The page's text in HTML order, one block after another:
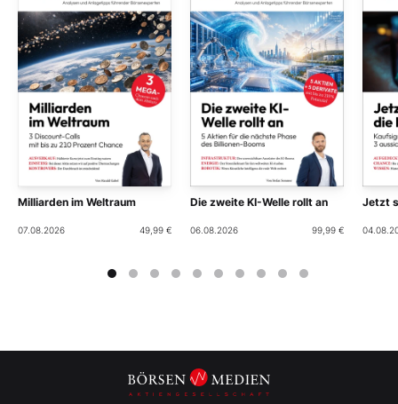
Milliarden im Weltraum
07.08.2026 49,99 €
Die zweite KI-Welle rollt an
06.08.2026 99,99 €
Jetzt